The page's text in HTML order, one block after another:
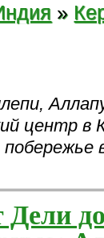
»
центр в
побережье
до